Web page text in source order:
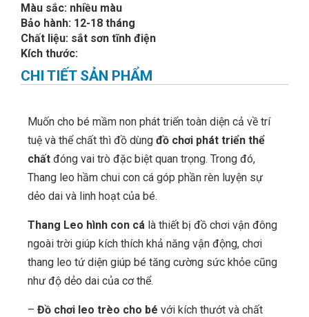
Màu sắc: nhiều màu
Bảo hành: 12-18 tháng
Chất liệu: sắt sơn tĩnh điện
Kích thước:
CHI TIẾT SẢN PHẨM
Muốn cho bé mầm non phát triển toàn diện cả về trí
tuệ và thể chất thì đồ dùng đồ chơi phát triển thể
chất đóng vai trò đặc biệt quan trọng. Trong đó,
Thang leo hầm chui con cá góp phần rèn luyện sự
dẻo dai và linh hoạt của bé.
Thang Leo hình con cá là thiết bị đồ chơi vận đông
ngoài trời giúp kích thích khả năng vận động, chơi
thang leo tứ diện giúp bé tăng cường sức khỏe cũng
như độ dẻo dai của cơ thể.
– Đồ chơi leo trèo cho bé với kích thướt và chất